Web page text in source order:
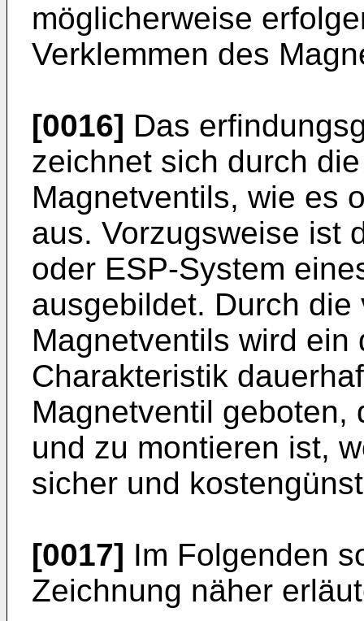
möglicherweise
Verklemmen des
[0016] Das
zeichnet sich durch
Magnetventils, wie es
aus. Vorzugsweise ist
oder ESP-System
ausgebildet. Durch
Magnetventils wird
Charakteristik
Magnetventil geboten,
und zu montieren ist,
sicher und
[0017] Im Folgenden
Zeichnung näher